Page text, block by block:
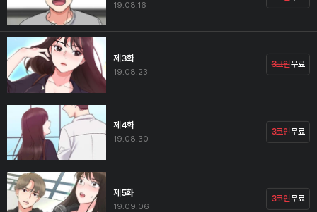
19.08.16
제3화
19.08.23
3코인무료
제4화
19.08.30
3코인무료
제5화
19.09.06
3코인무료